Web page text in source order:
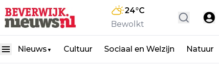
24°C
Bewolkt
Nieuws ▼ Cultuur Sociaal en Welzijn Natuur